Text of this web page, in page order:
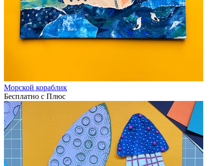
Морской кораблик
Бесплатно с Плюс